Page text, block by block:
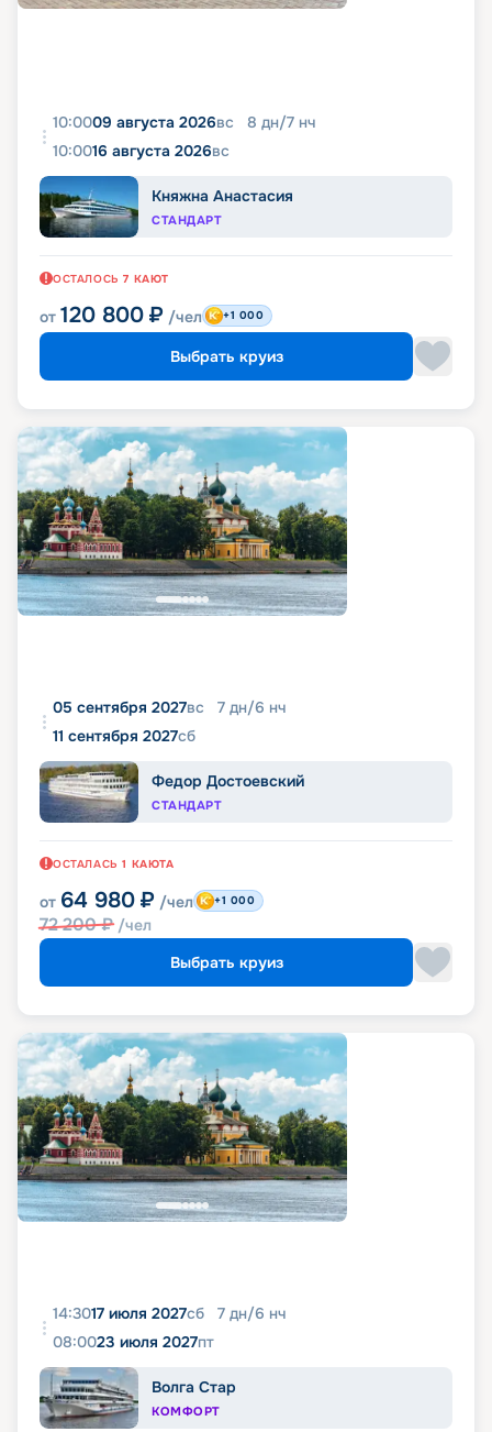
10:0009 августа 2026вс 8 дн/7 нч
10:0016 августа 2026вс
Княжна Анастасия
СТАНДАРТ
ОСТАЛОСЬ 7 КАЮТ
от 120 800 ₽ /чел +1 000
Выбрать круиз
05 сентября 2027вс 7 дн/6 нч
11 сентября 2027сб
Федор Достоевский
СТАНДАРТ
ОСТАЛАСЬ 1 КАЮТА
от 64 980 ₽ /чел
72 200₽ /чел
+1 000
Выбрать круиз
14:3017 июля 2027сб 7 дн/6 нч
08:0023 июля 2027пт
Волга Стар
КОМФОРТ